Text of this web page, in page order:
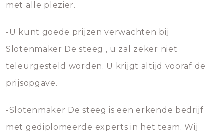
met alle plezier.
-U kunt goede prijzen verwachten bij
Slotenmaker De steeg , u zal zeker niet
teleurgesteld worden. U krijgt altijd vooraf de
prijsopgave.
-Slotenmaker De steeg is een erkende bedrijf
met gediplomeerde experts in het team. Wij